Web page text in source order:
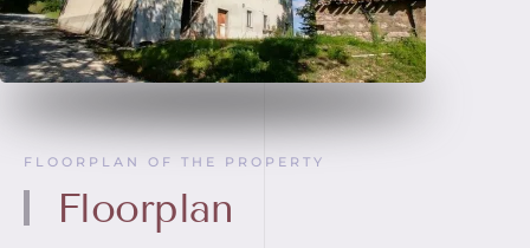
FLOORPLAN OF THE PROPERTY
Floorplan